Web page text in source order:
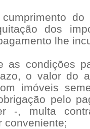
dos
lhe
as condições
o valor do
imóveis
pelo
-, multa
conveniente;